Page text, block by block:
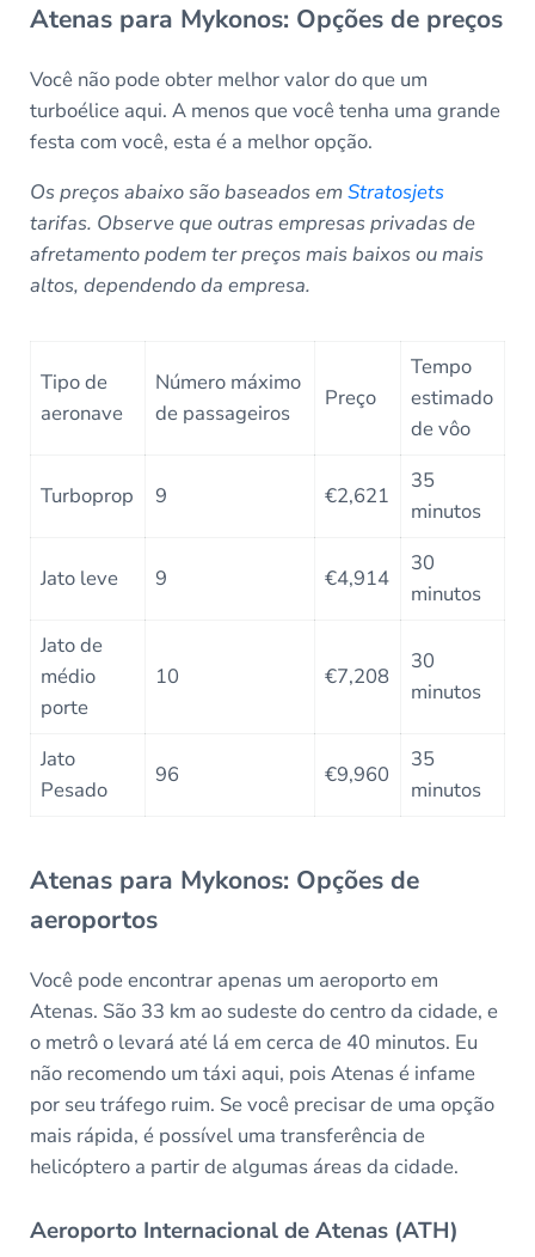
Atenas para Mykonos: Opções de preços
Você não pode obter melhor valor do que um
turboélice aqui. A menos que você tenha uma grande
festa com você, esta é a melhor opção.
Os preços abaixo são baseados emStratosjets
tarifas. Observe que outras empresas privadas de
afretamento podem ter preços mais baixos ou mais
altos, dependendo da empresa.
Tipo de
aeronave
Número máximo
de passageiros
Preço
Tempo
estimado
de vôo
Turboprop 9 €2,621
35
minutos
Jato leve 9 €4,914
30
minutos
Jato de
médio
porte
10 €7,208
30
minutos
Jato
Pesado
96 €9,960
35
minutos
Atenas para Mykonos: Opções de
aeroportos
Você pode encontrar apenas um aeroporto em
Atenas. São 33 km ao sudeste do centro da cidade, e
o metrô o levará até lá em cerca de 40 minutos. Eu
não recomendo um táxi aqui, pois Atenas é infame
por seu tráfego ruim. Se você precisar de uma opção
mais rápida, é possível uma transferência de
helicóptero a partir de algumas áreas da cidade.
Aeroporto Internacional de Atenas (ATH)